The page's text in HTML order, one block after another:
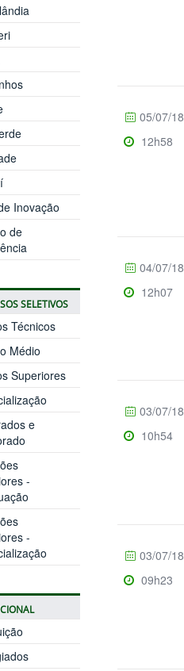
Inovação
de
SELETIVOS
Técnicos
Médio
Superiores
e
-
-
05/07/18
12h58
04/07/18
12h07
03/07/18
10h54
03/07/18
09h23